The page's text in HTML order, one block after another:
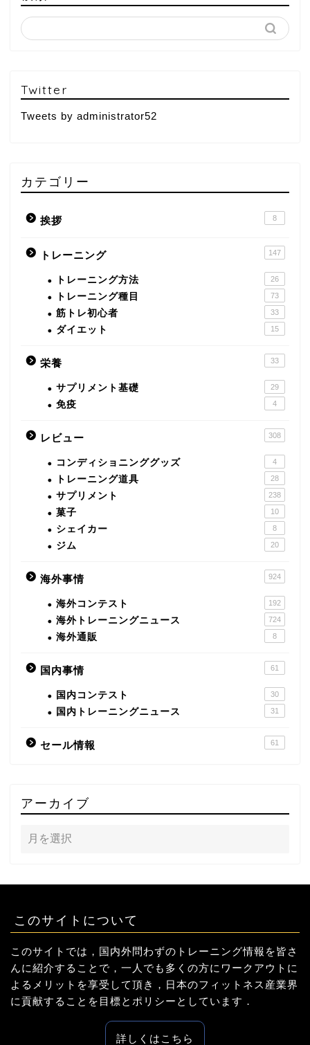
Twitter
Tweets by administrator52
カテゴリー
挨拶 8
トレーニング 147
トレーニング方法 26
トレーニング種目 73
筋トレ初心者 33
ダイエット 15
栄養 33
サプリメント基礎 29
免疫 4
レビュー 308
コンディショニンググッズ 4
トレーニング道具 28
サプリメント 238
菓子 10
シェイカー 8
ジム 20
海外事情 924
海外コンテスト 192
海外トレーニングニュース 724
海外通販 8
国内事情 61
国内コンテスト 30
国内トレーニングニュース 31
セール情報 61
アーカイブ
このサイトについて
このサイトでは，国内外問わずのトレーニング情報を皆さ
んに紹介することで，一人でも多くの方にワークアウトに
よるメリットを享受して頂き，日本のフィットネス産業界
に貢献することを目標とポリシーとしています．
詳しくはこちら